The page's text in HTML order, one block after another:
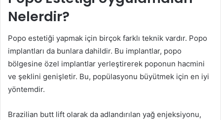
Nelerdir?
Popo estetiği yapmak için birçok farklı teknik vardır. Popo
implantları da bunlara dahildir. Bu implantlar, popo
bölgesine özel implantlar yerleştirerek poponun hacmini
ve şeklini genişletir. Bu, popülasyonu büyütmek için en iyi
yöntemdir.
Brazilian butt lift olarak da adlandırılan yağ enjeksiyonu,